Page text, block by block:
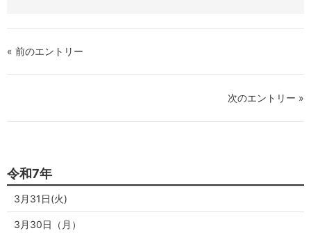
« 前のエントリー
次のエントリー »
令和7年
3月31日(火)
3月30日（月）